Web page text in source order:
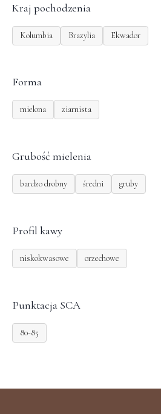
Kraj pochodzenia
Kolumbia Brazylia Ekwador
Forma
mielona ziarnista
Grubość mielenia
bardzo drobny średni gruby
Profil kawy
niskokwasowe orzechowe
Punktacja SCA
80-85